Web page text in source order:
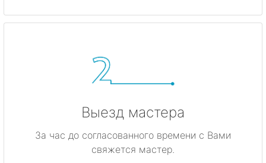
Выезд мастера
За час до согласованного времени с Вами
свяжется мастер.